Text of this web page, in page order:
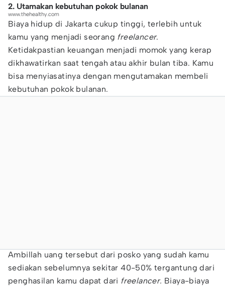
2. Utamakan kebutuhan pokok bulanan
www.thehealthy.com
Biaya hidup di Jakarta cukup tinggi, terlebih untuk
kamu yang menjadi seorang freelancer.
Ketidakpastian keuangan menjadi momok yang kerap
dikhawatirkan saat tengah atau akhir bulan tiba. Kamu
bisa menyiasatinya dengan mengutamakan membeli
kebutuhan pokok bulanan.
Ambillah uang tersebut dari posko yang sudah kamu
sediakan sebelumnya sekitar 40-50% tergantung dari
penghasilan kamu dapat dari freelancer. Biaya-biaya